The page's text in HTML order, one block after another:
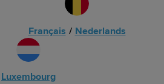
Français / Nederlands
Luxembourg